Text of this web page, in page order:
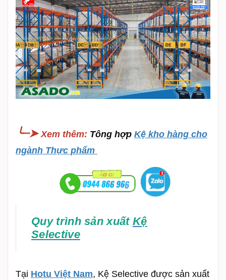
╰┈➤Xem thêm: Tông hợp Kệ kho hàng cho
ngành Thực phẩm
Quy trình sản xuất Kệ
Selective
Tại Hotu Việt Nam, Kệ Selective được sản xuất